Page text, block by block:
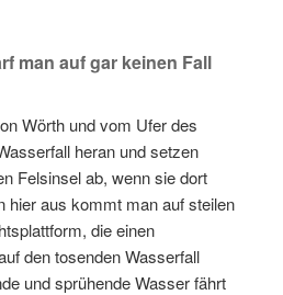
man auf gar keinen Fall
Wörth und vom Ufer des
heran und setzen
Felsinsel ab, wenn sie dort
hier aus kommt man auf steilen
die einen
den tosenden Wasserfall
und sprühende Wasser fährt